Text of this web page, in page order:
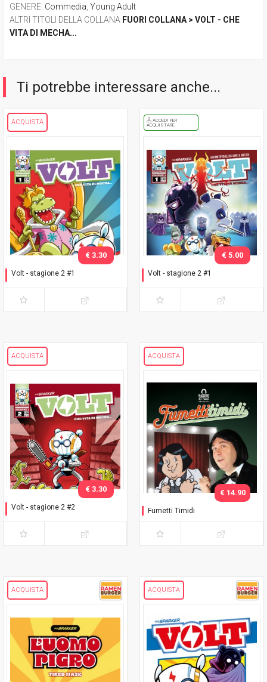
GENERE: Commedia Young Adult
ALTRI TITOLI DELLA COLLANA FUORI COLLANA > VOLT - CHE
VITA DI MECHA...
Ti potrebbe interessare anche...
ACQUISTA
Volt - stagione 2 #1
€ 3.30
ACCEDI PER
ACQUISTARE
Volt - stagione 2 #1
Lucca C&G 2018
€ 5.00
ACQUISTA
Volt - stagione 2 #2
€ 3.30
ACQUISTA
Fumetti Timidi
€ 14.90
ACQUISTA ACQUISTA